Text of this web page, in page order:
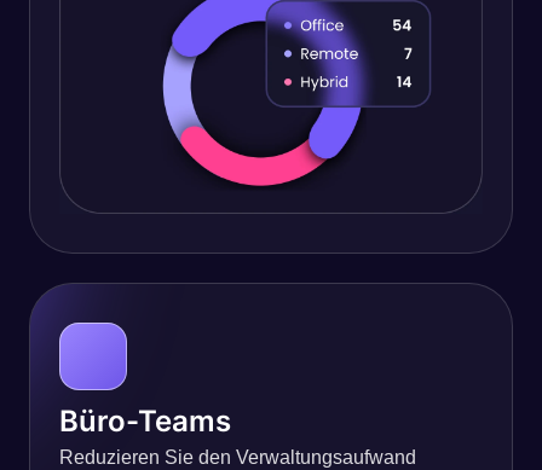
Büro-Teams
Reduzieren Sie den Verwaltungsaufwand